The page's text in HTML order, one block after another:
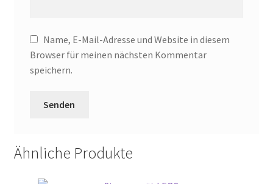
Name, E-Mail-Adresse und Website in diesem
Browser für meinen nächsten Kommentar
speichern.
Ähnliche Produkte